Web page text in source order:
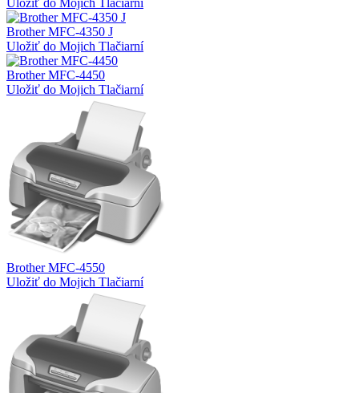
Uložiť do Mojich Tlačiarní
Brother MFC-4350 J
Uložiť do Mojich Tlačiarní
Brother MFC-4450
Uložiť do Mojich Tlačiarní
Brother MFC-4550
Uložiť do Mojich Tlačiarní